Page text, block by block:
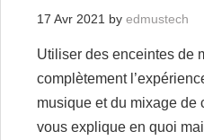
17 Avr 2021 by edmustech
Utiliser des enceintes de
complètement
musique et du mixage de
vous explique en quoi